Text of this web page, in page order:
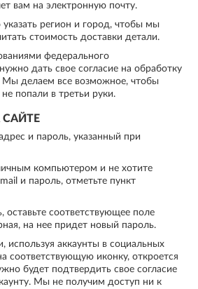
вам на электронную почту.
регион и город, чтобы мы
стоимость доставки детали.
федерального
дать свое согласие на обработку
Мы делаем все возможное, чтобы
попали в третьи руки.
и пароль, указанный при
компьютером и не хотите
и пароль, отметьте пункт
оставьте соответствующее поле
на нее придет новый пароль.
используя аккаунты в социальных
соответствующую иконку, откроется
будет подтвердить свое согласие
Мы не получим доступ ни к